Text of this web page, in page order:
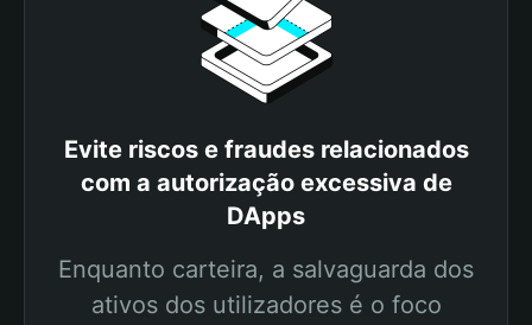
Evite riscos e fraudes relacionados
com a autorização excessiva de
DApps
Enquanto carteira, a salvaguarda dos
ativos dos utilizadores é o foco